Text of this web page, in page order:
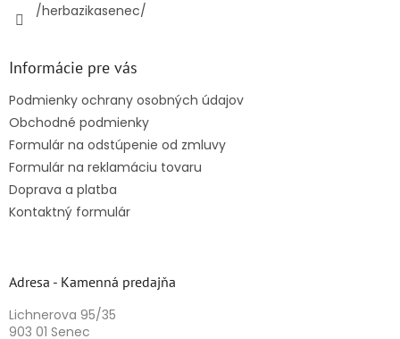
/herbazikasenec/
Informácie pre vás
Podmienky ochrany osobných údajov
Obchodné podmienky
Formulár na odstúpenie od zmluvy
Formulár na reklamáciu tovaru
Doprava a platba
Kontaktný formulár
Adresa - Kamenná predajňa
Lichnerova 95/35
903 01 Senec